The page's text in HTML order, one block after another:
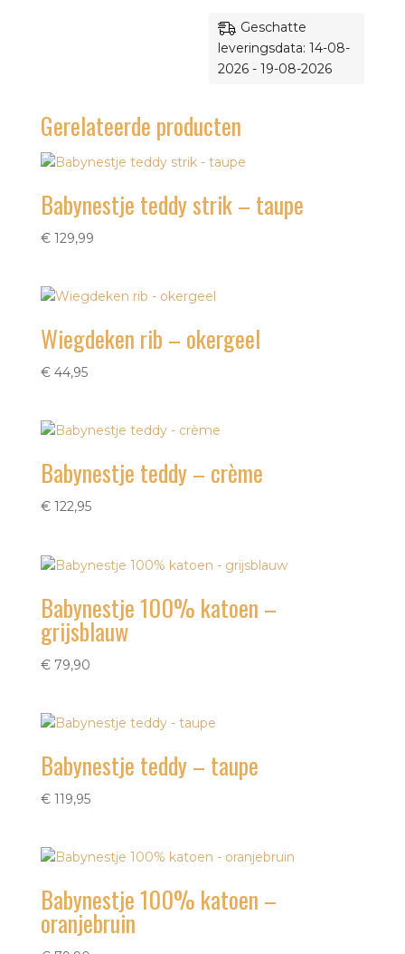
Geschatte
leveringsdata: 14-08-
2026 - 19-08-2026
Gerelateerde producten
Babynestje teddy strik – taupe
€129,99
Wiegdeken rib – okergeel
€44,95
Babynestje teddy – crème
€122,95
Babynestje 100% katoen –
grijsblauw
€79,90
Babynestje teddy – taupe
€119,95
Babynestje 100% katoen –
oranjebruin